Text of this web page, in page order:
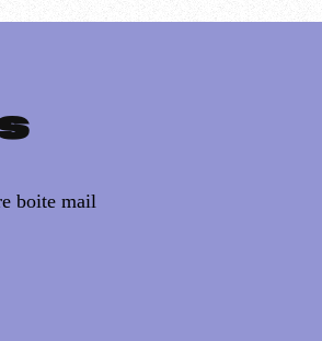
boite mail